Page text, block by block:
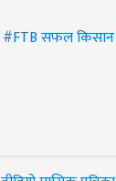
#FTBसफल किसान